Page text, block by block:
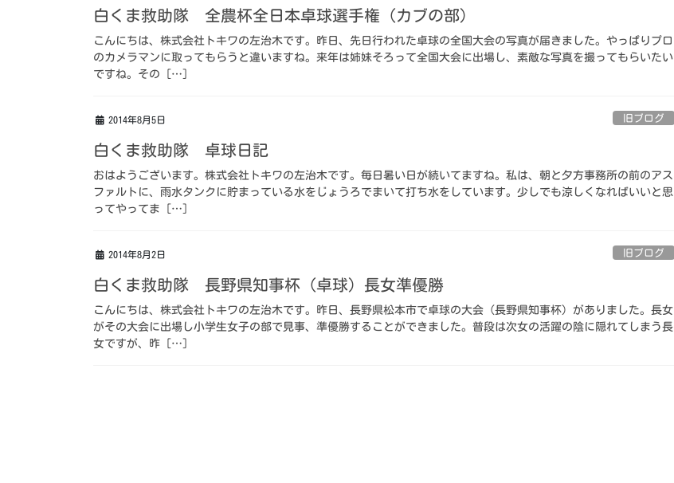
白くま救助隊 全農杯全日本卓球選手権（カブの部）
こんにちは、株式会社トキワの左治木です。昨日、先日行われた卓球の全国大会の写真が届きました。やっぱりプロ
のカメラマンに取ってもらうと違いますね。来年は姉妹そろって全国大会に出場し、素敵な写真を撮ってもらいたい
ですね。その […]
2014年8月5日 旧ブログ
白くま救助隊 卓球日記
おはようございます。株式会社トキワの左治木です。毎日暑い日が続いてますね。私は、朝と夕方事務所の前のアス
ファルトに、雨水タンクに貯まっている水をじょうろでまいて打ち水をしています。少しでも涼しくなればいいと思
ってやってま […]
2014年8月2日 旧ブログ
白くま救助隊 長野県知事杯（卓球）長女準優勝
こんにちは、株式会社トキワの左治木です。昨日、長野県松本市で卓球の大会（長野県知事杯）がありました。長女
がその大会に出場し小学生女子の部で見事、準優勝することができました。普段は次女の活躍の陰に隠れてしまう長
女ですが、昨 […]